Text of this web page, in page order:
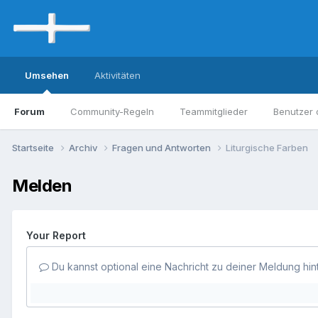
Umsehen
Forum Community-Regeln Teammitglieder Benutzer
Aktivitäten
Startseite Archiv Fragen und Antworten Liturgische Farben
Melden
Your Report
Du kannst optional eine Nachricht zu deiner Meldung